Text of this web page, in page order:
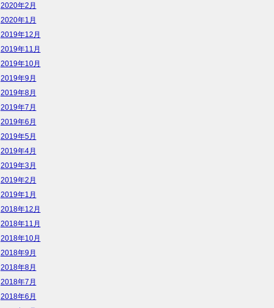
2020年2月
2020年1月
2019年12月
2019年11月
2019年10月
2019年9月
2019年8月
2019年7月
2019年6月
2019年5月
2019年4月
2019年3月
2019年2月
2019年1月
2018年12月
2018年11月
2018年10月
2018年9月
2018年8月
2018年7月
2018年6月